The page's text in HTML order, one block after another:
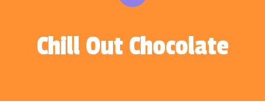
Chill Out Chocolate